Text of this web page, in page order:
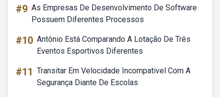
#9 As Empresas De Desenvolvimento De Software
Possuem Diferentes Processos
#10 Antônio Está Comparando A Lotação De Três
Eventos Esportivos Diferentes
#11 Transitar Em Velocidade Incompativel Com A
Segurança Diante De Escolas